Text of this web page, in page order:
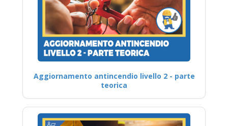
Aggiornamento antincendio livello 2 - parte
teorica